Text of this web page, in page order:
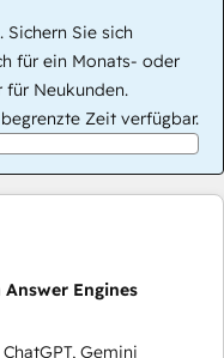
Sichern Sie sich
für ein Monats- oder
für Neukunden.
Zeit verfügbar.
Engines
Gemini